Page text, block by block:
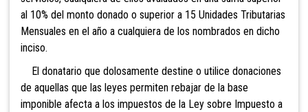
al 10% del monto donado o superior a 15 Unidades Tributarias
Mensuales en el año a cualquiera de los nombrados en dicho
inciso.
El donatario que dolosamente destine o utilice donaciones
de aquellas que las leyes permiten rebajar de la base
imponible afecta a los impuestos de la Ley sobre Impuesto a